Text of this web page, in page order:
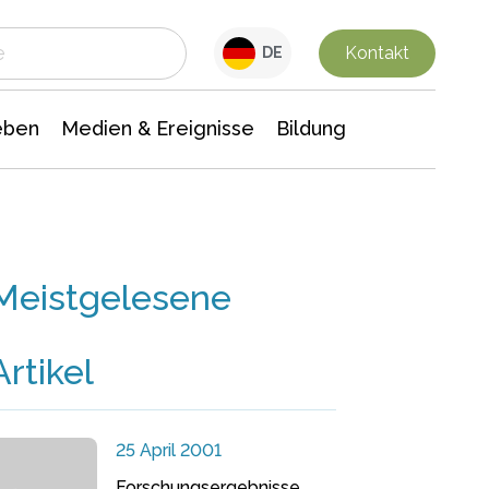
DE Kontakt
Medien & Ereignisse Bildung
25 April 2001